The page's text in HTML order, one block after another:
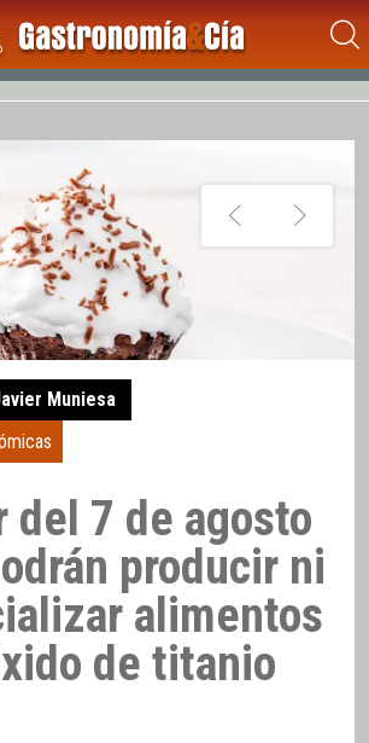
Muniesa
del 7 de agosto
producir ni
alimentos
de titanio